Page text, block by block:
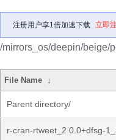
注册用户享1倍加速下载 立即
/mirrors_os/deepin/beige/
File Name ↓
Parent directory/
r-cran-rtweet_2.0.0+dfsg-